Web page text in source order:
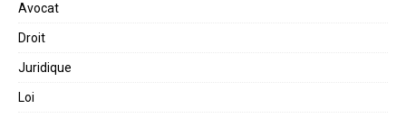
Avocat
Droit
Juridique
Loi